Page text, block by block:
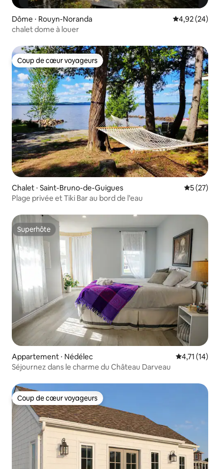
Dôme ⋅ Rouyn-Noranda Évaluation
4,92 (24)
chalet dome à louer
Coup de cœur voyageurs
Coup de cœur voyageurs
Chalet ⋅ Saint-Bruno-de-Guigues
5 (27)
Plage privée et Tiki Bar au bord de l’eau
Superhôte
Superhôte
Appartement ⋅ Nédélec Évaluation
4,71 (14)
Séjournez dans le charme du Château Darveau
Coup de cœur voyageurs
Coup de cœur voyageurs